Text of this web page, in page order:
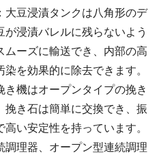
大豆浸漬タンクは八角形のデ
浸漬バレルに残らないよう
ムーズに輸送でき、内部の高
を効果的に除去できます。
機はオープンタイプの挽き
挽き石は簡単に交換でき、振
い安定性を持っています。
調理器、オープン型連続調理